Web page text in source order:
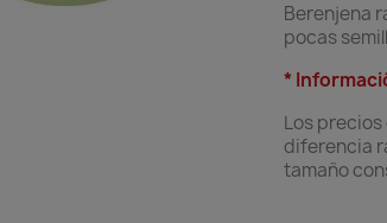
Berenjena
pocas
*
Los
diferencia
tamaño